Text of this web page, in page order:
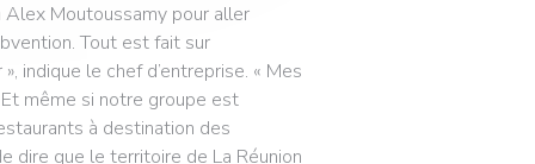
Alex Moutoussamy pour aller
Tout est fait sur
indique le chef d’entreprise. « Mes
même si notre groupe est
à destination des
dire que le territoire de La Réunion